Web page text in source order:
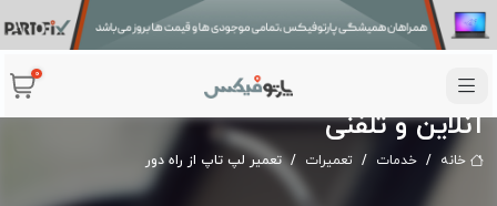
0
تعمیر لپ‌تاپ از راه دور با پشتیبانی
آنلاین و تلفنی
خانه خدمات تعمیرات تعمیر لپ تاپ از راه دور